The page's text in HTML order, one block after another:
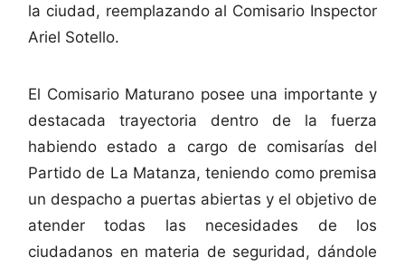
la ciudad, reemplazando al Comisario Inspector
Ariel Sotello.
El Comisario Maturano posee una importante y
destacada trayectoria dentro de la fuerza
habiendo estado a cargo de comisarías del
Partido de La Matanza, teniendo como premisa
un despacho a puertas abiertas y el objetivo de
atender todas las necesidades de los
ciudadanos en materia de seguridad, dándole